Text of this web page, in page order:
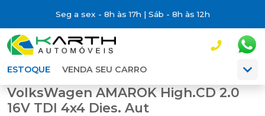
Seg a sex - 8h às 17h | Sáb - 8h às 12h
ESTOQUE VENDA SEU CARRO
VolksWagen AMAROK High.CD 2.0
16V TDI 4x4 Dies. Aut